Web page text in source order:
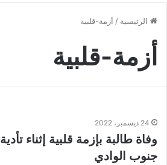
الرئيسية / أزمة-قلبية
أزمة-قلبية
24 ديسمبر، 2022
وفاة طالبة بإزمة قلبية إثناء
جنوب الوادي